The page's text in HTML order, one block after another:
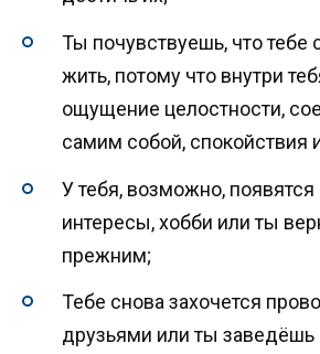
Ты почувствуешь, что тебе
жить, потому что внутри
ощущение целостности,
самим собой, спокойствия
У тебя, возможно,
интересы, хобби или ты
прежним;
Тебе снова захочется
друзьями или ты заведёшь